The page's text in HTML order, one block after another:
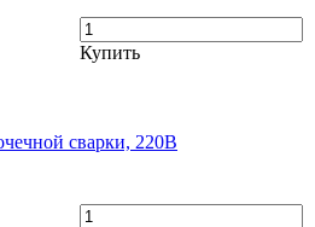
Купить
сварки, 220В